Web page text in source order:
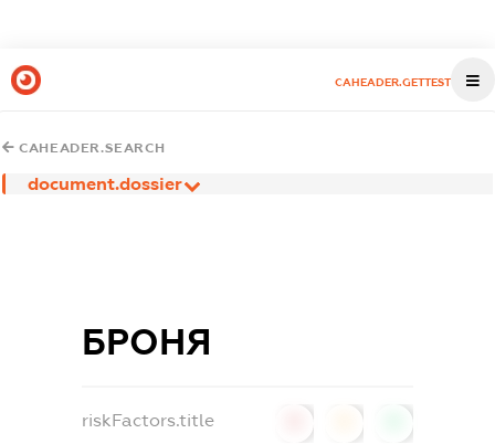
CAHEADER.GETTEST
CAHEADER.SEARCH
document.dossier
БРОНЯ
riskFactors.title